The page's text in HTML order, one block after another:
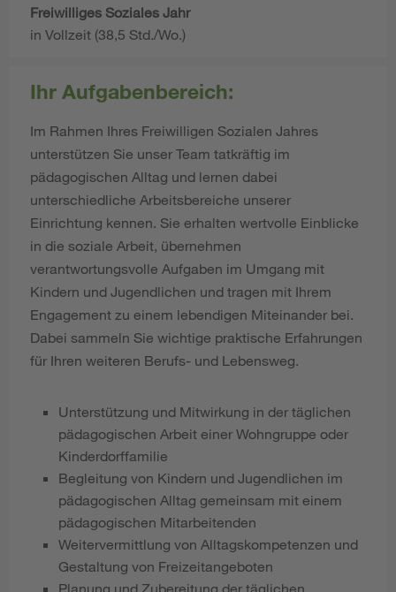
Freiwilliges Soziales Jahr
in Vollzeit (38,5 Std./Wo.)
Ihr Aufgabenbereich:
Im Rahmen Ihres Freiwilligen Sozialen Jahres
unterstützen Sie unser Team tatkräftig im
pädagogischen Alltag und lernen dabei
unterschiedliche Arbeitsbereiche unserer
Einrichtung kennen. Sie erhalten wertvolle Einblicke
in die soziale Arbeit, übernehmen
verantwortungsvolle Aufgaben im Umgang mit
Kindern und Jugendlichen und tragen mit Ihrem
Engagement zu einem lebendigen Miteinander bei.
Dabei sammeln Sie wichtige praktische Erfahrungen
für Ihren weiteren Berufs- und Lebensweg.
Unterstützung und Mitwirkung in der täglichen
pädagogischen Arbeit einer Wohngruppe oder
Kinderdorffamilie
Begleitung von Kindern und Jugendlichen im
pädagogischen Alltag gemeinsam mit einem
pädagogischen Mitarbeitenden
Weitervermittlung von Alltagskompetenzen und
Gestaltung von Freizeitangeboten
Planung und Zubereitung der täglichen